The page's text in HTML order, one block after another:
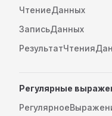
ЧтениеДанных
ЗаписьДанных
Регулярные